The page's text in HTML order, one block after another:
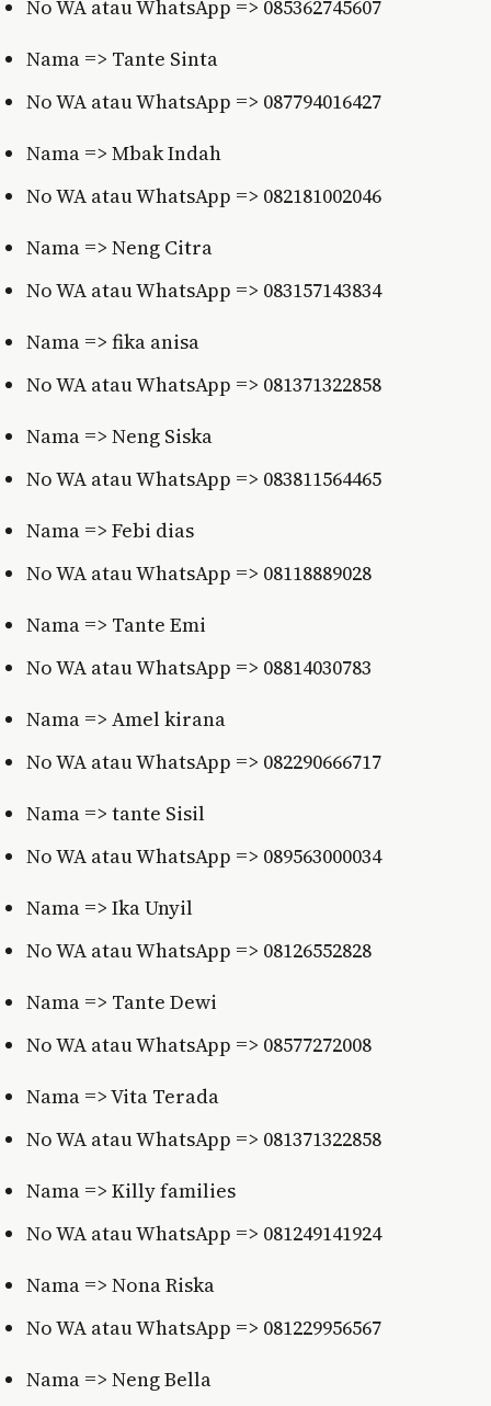
No WA atau WhatsApp => 085362745607
Nama => Tante Sinta
No WA atau WhatsApp => 087794016427
Nama => Mbak Indah
No WA atau WhatsApp => 082181002046
Nama => Neng Citra
No WA atau WhatsApp => 083157143834
Nama => fika anisa
No WA atau WhatsApp => 081371322858
Nama => Neng Siska
No WA atau WhatsApp => 083811564465
Nama => Febi dias
No WA atau WhatsApp => 08118889028
Nama => Tante Emi
No WA atau WhatsApp => 08814030783
Nama => Amel kirana
No WA atau WhatsApp => 082290666717
Nama => tante Sisil
No WA atau WhatsApp => 089563000034
Nama => Ika Unyil
No WA atau WhatsApp => 08126552828
Nama => Tante Dewi
No WA atau WhatsApp => 08577272008
Nama => Vita Terada
No WA atau WhatsApp => 081371322858
Nama => Killy families
No WA atau WhatsApp => 081249141924
Nama => Nona Riska
No WA atau WhatsApp => 081229956567
Nama => Neng Bella